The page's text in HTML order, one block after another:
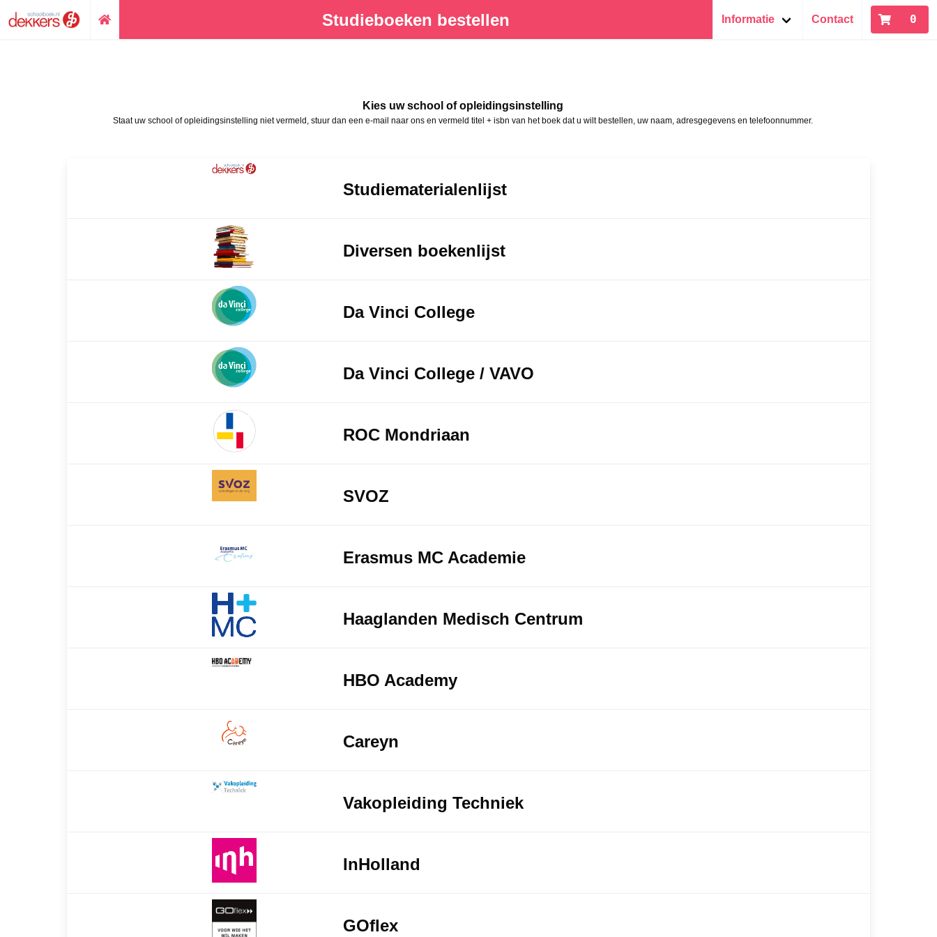
Studieboeken bestellen Informatie Contact 0
Kies uw school of opleidingsinstelling
Staat uw school of opleidingsinstelling niet vermeld, stuur dan een e-mail naar ons en vermeld titel + isbn van het boek dat u wilt bestellen, uw naam, adresgegevens en telefoonnummer.
Studiematerialenlijst
Diversen boekenlijst
Da Vinci College
Da Vinci College / VAVO
ROC Mondriaan
SVOZ
Erasmus MC Academie
Haaglanden Medisch Centrum
HBO Academy
Careyn
Vakopleiding Techniek
InHolland
GOflex